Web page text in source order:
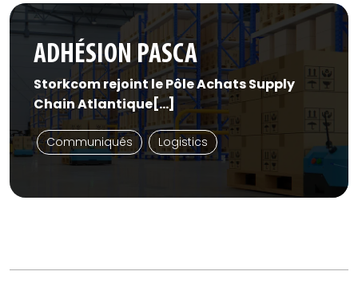
ADHÉSION PASCA
Storkcom rejoint le Pôle Achats Supply
Chain Atlantique[...]
Communiqués Logistics